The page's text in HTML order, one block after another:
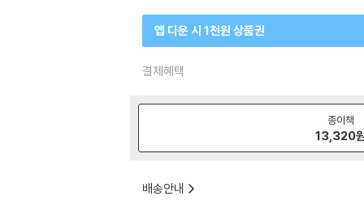
앱 다운 시 1천원 상품권
결제혜택
종이책
13,320
배송안내